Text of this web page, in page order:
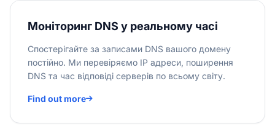
Моніторинг DNS у реальному часі
Спостерігайте за записами DNS вашого домену
постійно. Ми перевіряємо IP адреси, поширення
DNS та час відповіді серверів по всьому світу.
Find out more